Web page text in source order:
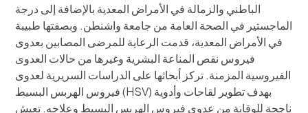
الباطني والزمالة في الأمراض المعدية بالإضافة إلى درجة
الماجستير في الصحة العامة من جامعة واشنطن. وبصفتها طبيبة
في الأمراض المعدية، قدمت الرعاية للمرضى المصابين بعدوى
فيروس نقص المناعة البشرية وغيرها من حالات العدوى
الفيروسية المزمنة. تركز أبحاثها على الدراسات السريرية لعدوى
فيروس الهربس البسيط (HSV) بهدف تطوير لقاحات وأدوية
ناجحة للوقاية من عدوى فيروس الهربس البسيط وعلاجه. تعيش